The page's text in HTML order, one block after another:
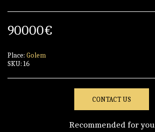
90000€
Place: Golem
SKU: 16
CONTACT US
Recommended for you